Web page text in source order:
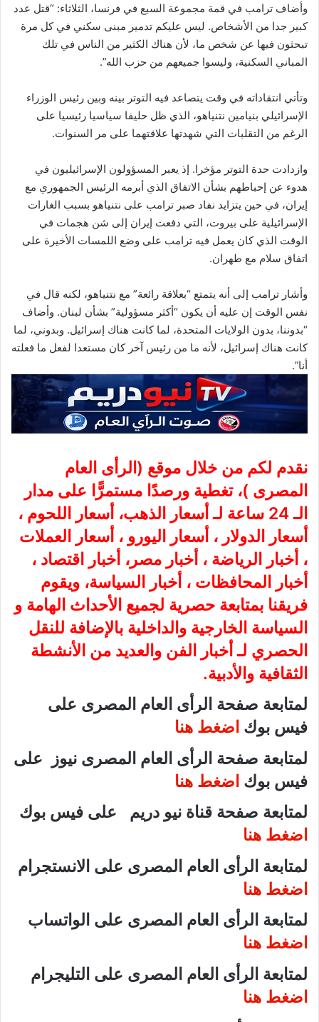
وأضاف ترامب في قمة مجموعة السبع في فرنسا، الثلاثاء: “قتل عدد
كبير جدا من الأشخاص. ليس عليكم تدمير مبنى سكني ‌في كل مرة
تبحثون فيها عن ‌شخص ما، لأن ⁠هناك الكثير من الناس في تلك
المباني السكنية، وليسوا جميعهم من حزب الله”.
وتأتي انتقاداته في وقت يتصاعد فيه التوتر بينه وبين رئيس الوزراء
الإسرائيلي ⁠بنيامين نتنياهو، الذي ‌ظل حليفا سياسيا رئيسيا على
الرغم من التقلبات التي شهدتها ⁠علاقتهما على مر السنوات.
وازدادت حدة التوتر مؤخرا. إذ يعبر ⁠المسؤولون الإسرائيليون في
هدوء عن إحباطهم بشأن الاتفاق الذي أبرمه الرئيس الجمهوري مع
إيران، في حين يتزايد نفاد ⁠صبر ترامب على نتنياهو بسبب الغارات
الإسرائيلية على بيروت، التي دفعت إيران إلى شن هجمات في
الوقت الذي كان يعمل فيه ترامب على وضع اللمسات الأخيرة على
اتفاق سلام مع طهران.
وأشار ترامب إلى أنه يتمتع “بعلاقة رائعة” مع نتنياهو، لكنه قال في
نفس الوقت إن عليه أن يكون “أكثر مسؤولية” بشأن لبنان. وأضاف
“بدوننا، بدون ‌الولايات المتحدة، لما كانت هناك إسرائيل. وبدوني، لما
كانت هناك إسرائيل، لأنه ما من رئيس آخر كان مستعدا لفعل ما فعلته
أنا”.
نقدم لكم من خلال موقع ( الرأى العام
المصرى )، تغطية ورصدًا مستمرًّا على مدار
الـ 24 ساعة لـ أسعار الذهب، أسعار اللحوم ،
أسعار الدولار ، أسعار اليورو ، أسعار العملات
، أخبار الرياضة ، أخبار مصر، أخبار اقتصاد ،
أخبار المحافظات ، أخبار السياسة، ويقوم
فريقنا بمتابعة حصرية لجميع الأحداث الهامة و
السياسة الخارجية والداخلية بالإضافة للنقل
الحصري لـ أخبار الفن والعديد من الأنشطة
الثقافية والأدبية.
لمتابعة صفحة الرأى العام المصرى على
فيس بوك اضغط هنا
لمتابعة صفحة الرأى العام المصرى نيوز على
فيس بوك اضغط هنا
لمتابعة صفحة قناة نيو دريم على فيس بوك
اضغط هنا
لمتابعة الرأى العام المصرى على الانستجرام
اضغط هنا
لمتابعة الرأى العام المصرى على الواتساب
اضغط هنا
لمتابعة الرأى العام المصرى على التليجرام
اضغط هنا